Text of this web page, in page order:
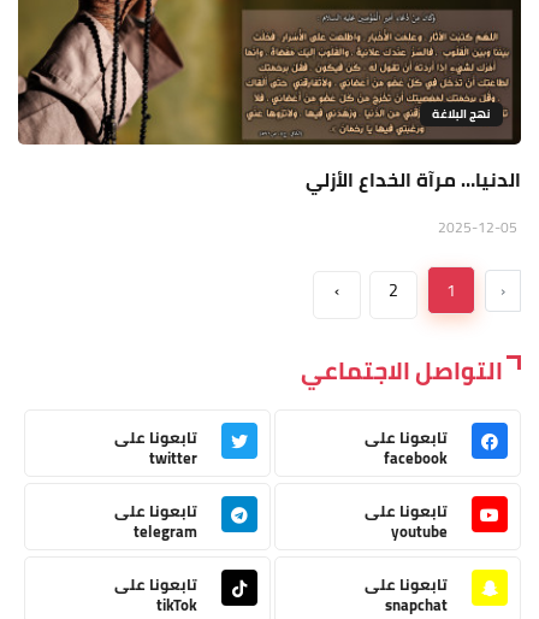
نهج البلاغة
الدنيا… مرآة الخداع الأزلي
‹
1
2
›
التواصل الاجتماعي
تابعونا على
facebook
تابعونا على
twitter
تابعونا على
youtube
تابعونا على
telegram
تابعونا على
snapchat
تابعونا على
tikTok